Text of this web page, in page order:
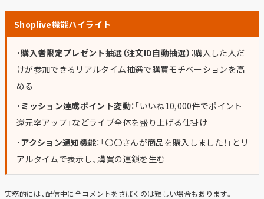
Shoplive機能ハイライト
・購入者限定プレゼント抽選（注文ID自動抽選） ：購入した人だ
けが参加できるリアルタイム抽選で購買モチベーションを高
める
・ ミッション達成ポイント変動：「いいね10,000件でポイント
還元率アップ」などライブ全体を盛り上げる仕掛け
・アクション通知機能：「〇〇さんが商品を購入しました！」とリ
アルタイムで表示し、購買の連鎖を生む
実務的には、配信中に全コメントをさばくのは難しい場合もあります。